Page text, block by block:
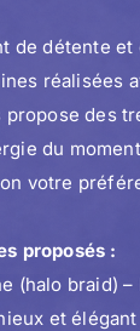
de détente et
réalisées
des
du
votre
proposés :
(halo braid)
et élégant